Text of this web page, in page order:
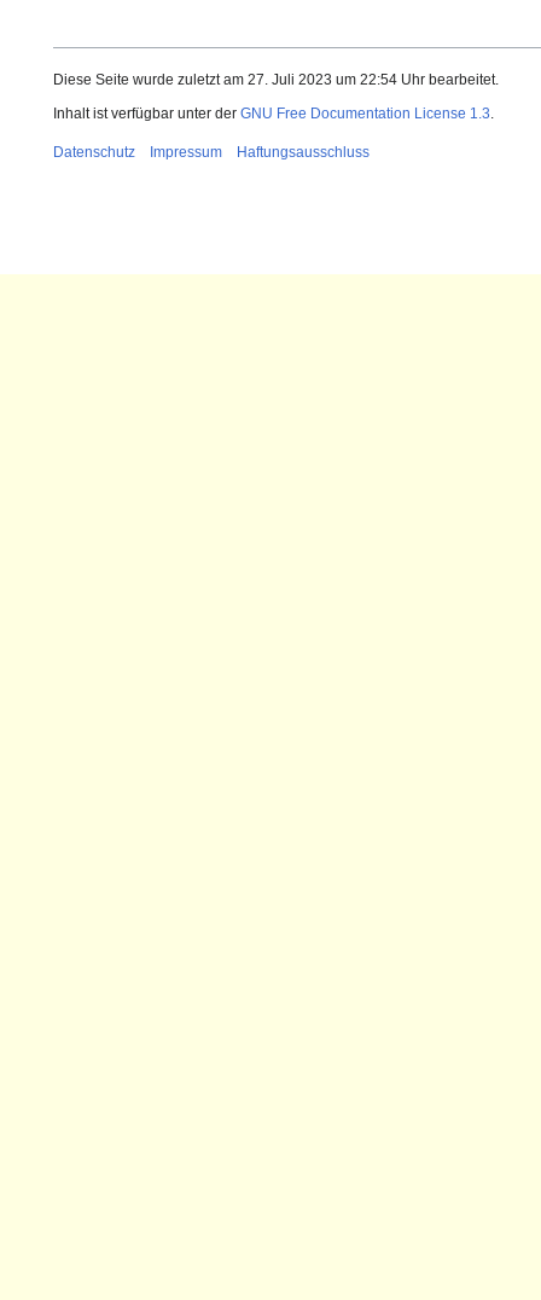
Diese Seite wurde zuletzt am 27. Juli 2023 um 22:54 Uhr bearbeitet.
Inhalt ist verfügbar unter der GNU Free Documentation License 1.3.
Datenschutz Impressum Haftungsausschluss